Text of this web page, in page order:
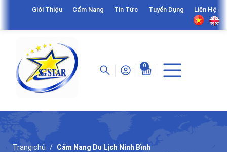
Giới Thiệu Cẩm Nang Tin Tức Tuyển Dụng Liên Hệ
0
Trang chủ Cẩm Nang Du Lịch Ninh Bình